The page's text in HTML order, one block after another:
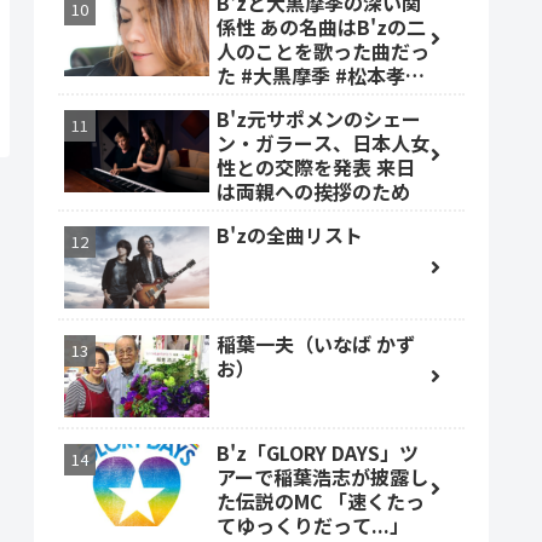
係性 あの名曲はB'zの二
人のことを歌った曲だっ
た #大黒摩季 #松本孝弘
B'z元サポメンのシェー
ン・ガラース、日本人女
性との交際を発表 来日
は両親への挨拶のため
B'zの全曲リスト
稲葉一夫（いなば かず
お）
B'z「GLORY DAYS」ツ
アーで稲葉浩志が披露し
た伝説のMC 「速くたっ
てゆっくりだって...」